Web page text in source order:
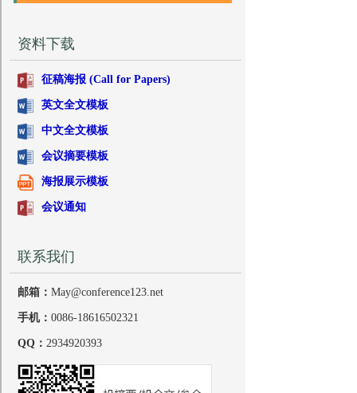
资料下载
征稿海报 (Call for Papers)
英文全文模板
中文全文模板
会议摘要模板
海报展示模板
会议通知
联系我们
邮箱： May@conference123.net
手机： 0086-18616502321
QQ： 2934920393